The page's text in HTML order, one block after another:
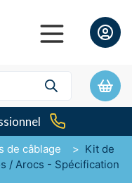
de câblage > Kit de
/ Arocs - Spécification